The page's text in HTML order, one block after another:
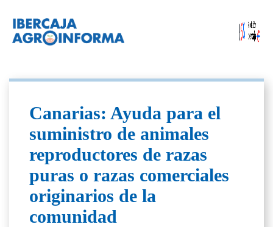
Canarias: Ayuda para el
suministro de animales
reproductores de razas
puras o razas comerciales
originarios de la
comunidad